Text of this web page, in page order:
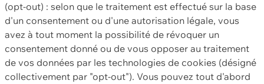
(opt-out) : selon que le traitement est effectué sur la base
d'un consentement ou d'une autorisation légale, vous
avez à tout moment la possibilité de révoquer un
consentement donné ou de vous opposer au traitement
de vos données par les technologies de cookies (désigné
collectivement par "opt-out"). Vous pouvez tout d'abord